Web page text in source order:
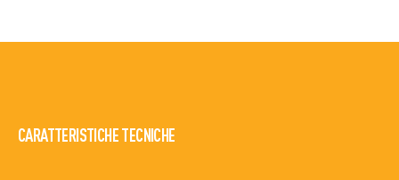
CARATTERISTICHE TECNICHE